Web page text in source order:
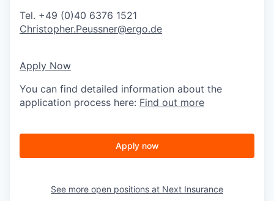
Tel. +49 (0)40 6376 1521
Christopher.Peussner@ergo.de
Apply Now
You can find detailed information about the
application process here: Find out more
Apply now
See more open positions at Next Insurance